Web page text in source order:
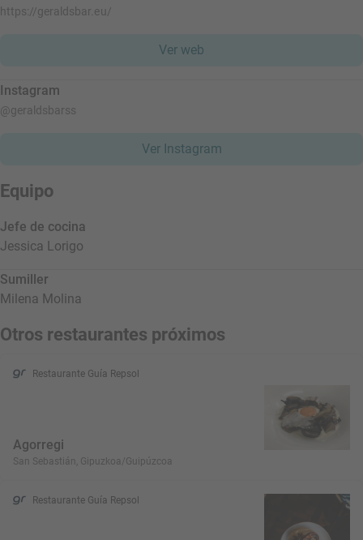
https://geraldsbar.eu/
Ver web
Instagram
@geraldsbarss
Ver Instagram
Equipo
Jefe de cocina
Jessica Lorigo
Sumiller
Milena Molina
Otros restaurantes próximos
Restaurante Guía Repsol
Agorregi
San Sebastián, Gipuzkoa/Guipúzcoa
Restaurante Guía Repsol